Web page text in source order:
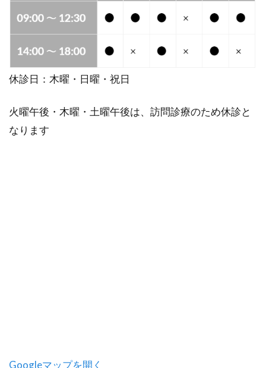
休診日：木曜・日曜・祝日
火曜午後・木曜・土曜午後は、訪問診療のため休診と
なります
Googleマップを開く